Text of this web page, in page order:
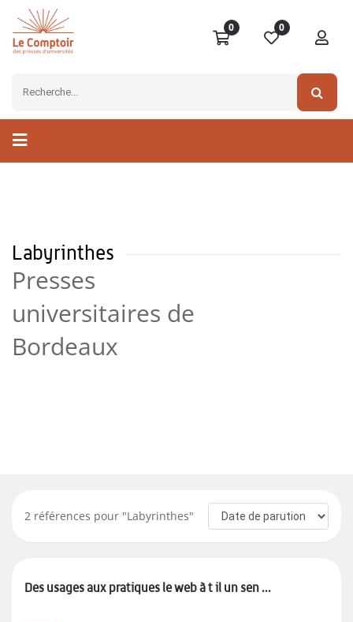
0 0
Labyrinthes
Presses
universitaires de
Bordeaux
2 références pour "Labyrinthes"
Des usages aux pratiques le web à t il un sen ...